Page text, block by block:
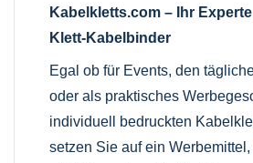
Kabelkletts.com – Ihr
Klett-Kabelbinder
Egal ob für Events, den
oder als praktisches
individuell bedruckten
setzen Sie auf ein